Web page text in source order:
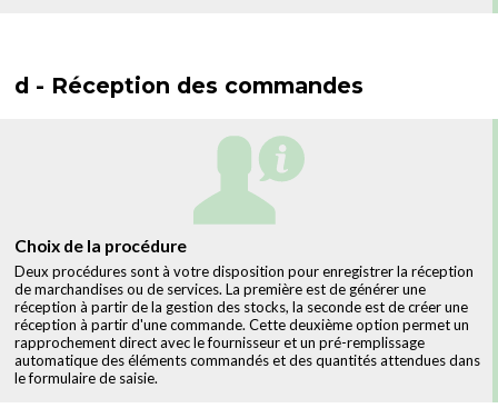
d - Réception des commandes
Choix de la procédure
Deux procédures sont à votre disposition pour enregistrer la réception
de marchandises ou de services. La première est de générer une
réception à partir de la gestion des stocks, la seconde est de créer une
réception à partir d'une commande. Cette deuxième option permet un
rapprochement direct avec le fournisseur et un pré-remplissage
automatique des éléments commandés et des quantités attendues dans
le formulaire de saisie.